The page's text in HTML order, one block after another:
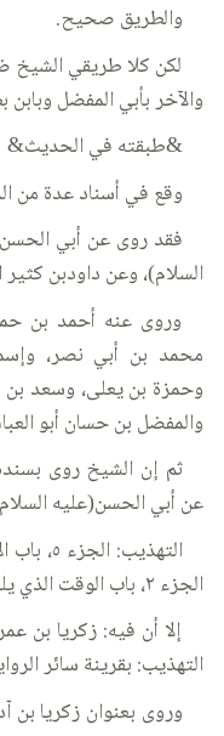
والطريق صحيح.
لكن كلا طريقي الشيخ
والآخر بأبي المفضل وبابن
&طبقته في الحديث&
وقع في أسناد عدة من
فقد روى عن أبي
السلام)، وعن داودبن كثير
وروى عنه أحمد بن
محمد بن أبي نصر،
وحمزة بن يعلى، وسعد
والمفضل بن حسان أبو
ثم إن الشيخ روى
عن أبي الحسن(عليه
الجزء ٢، باب الوقت الذي يلحق الإنسان فيه المتعة، الحديث ٨٧٤.
إلا أن فيه: زكريا بن
التهذيب: بقرينة سائر
وروى بعنوان زكريا بن